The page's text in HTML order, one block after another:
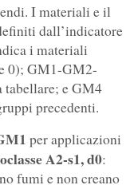
I materiali e il
dall’indicatore
i materiali
0); GM1-GM2-
tabellare; e GM4
precedenti.
per applicazioni
A2-s1, d0:
fumi e non creano